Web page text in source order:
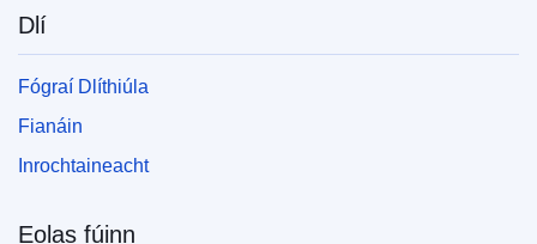
Dlí
Fógraí Dlíthiúla
Fianáin
Inrochtaineacht
Eolas fúinn